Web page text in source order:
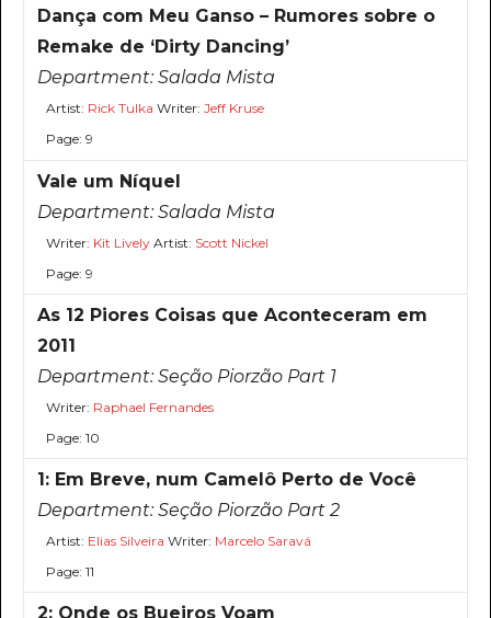
Dança com Meu Ganso – Rumores sobre o
Remake de ‘Dirty Dancing’
Department:Salada Mista
Artist: Rick Tulka Writer: Jeff Kruse
Page: 9
Vale um Níquel
Department:Salada Mista
Writer: Kit LivelyArtist: Scott Nickel
Page: 9
As 12 Piores Coisas que Aconteceram em
2011
Department:Seção Piorzão Part 1
Writer: Raphael Fernandes
Page: 10
1: Em Breve, num Camelô Perto de Você
Department:Seção Piorzão Part 2
Artist: Elias Silveira Writer: Marcelo Saravá
Page: 11
2: Onde os Bueiros Voam